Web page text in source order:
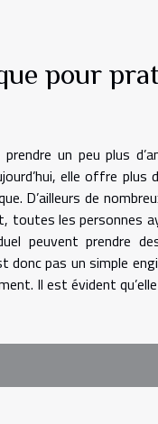
pour
un peu plus
elle offre
D’ailleurs de
toutes les personnes
peuvent prendre
pas un simple
Il est évident